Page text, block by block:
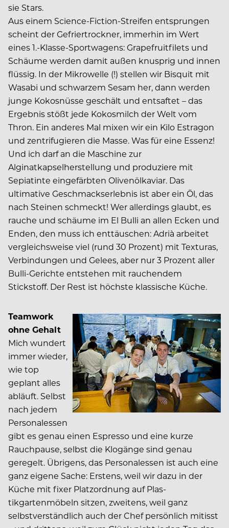
sie Stars.
Aus einem Science-Fiction-Streifen entsprungen
scheint der Gefriertrockner, immerhin im Wert
eines 1.-Klasse-Sportwagens: Grapefruitfilets und
Schäume werden damit außen knusprig und innen
flüssig. In der Mikrowelle (!) stellen wir Bisquit mit
Wasabi und schwarzem Sesam her, dann werden
junge Kokosnüsse geschält und entsaftet – das
Ergebnis stößt jede Kokosmilch der Welt vom
Thron. Ein anderes Mal mixen wir ein Kilo Estragon
und zentrifugieren die Masse. Was für eine Essenz!
Und ich darf an die Maschine zur
Alginatkapselherstellung und produziere mit
Sepiatinte eingefärbten Olivenölkaviar. Das
ultimative Geschmacks­erlebnis ist aber ein Öl, das
nach Steinen schmeckt! Wer allerdings glaubt, es
rauche und schäume im El Bulli an allen Ecken und
Enden, den muss ich enttäuschen: Adrià arbeitet
vergleichsweise viel (rund 30 Prozent) mit Texturas,
Verbindungen und Gelees, aber nur 3 Prozent aller
Bulli-Gerichte entstehen mit rauchendem
Stickstoff. Der Rest ist höchste klassische Küche.
Teamwork
ohne Gehalt
Mich wundert
immer wieder,
wie top
geplant alles
abläuft. Selbst
nach jedem
Personalessen
gibt es genau einen Espresso und eine kurze
Rauchpause, selbst die Klogänge sind genau
geregelt. Übrigens, das Personalessen ist auch eine
ganz eigene Sache: Erstens, weil wir dazu in der
Küche mit fixer Platzordnung auf Plas­
tikgartenmöbeln sitzen, zweitens, weil ganz
selbstverständlich auch der Chef persönlich mitisst